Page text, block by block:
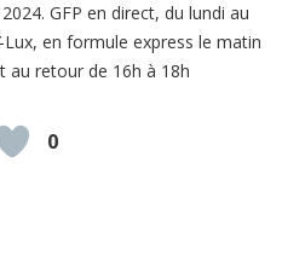
GFP en direct, du lundi au
Lux, en formule express le matin
au retour de 16h à 18h
0